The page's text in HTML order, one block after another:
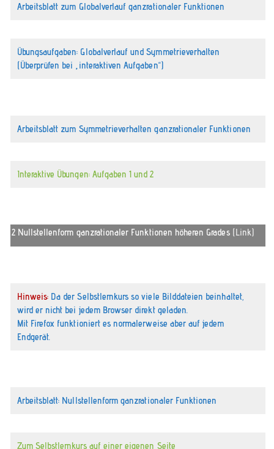
Arbeitsblatt zum Globalverlauf ganzrationaler Funktionen
Übungsaufgaben: Globalverlauf und Symmetrieverhalten
(Überprüfen bei „interaktiven Aufgaben“)
Arbeitsblatt zum Symmetrieverhalten ganzrationaler Funktionen
Interaktive Übungen: Aufgaben 1 und 2
2 Nullstellenform ganzrationaler Funktionen höheren Grades (Link)
Hinweis: Da der Selbstlernkurs so viele Bilddateien beinhaltet,
wird er nicht bei jedem Browser direkt geladen.
Mit Firefox funktioniert es normalerweise aber auf jedem
Endgerät.
Arbeitsblatt: Nullstellenform ganzrationaler Funktionen
Zum Selbstlernkurs auf einer eigenen Seite